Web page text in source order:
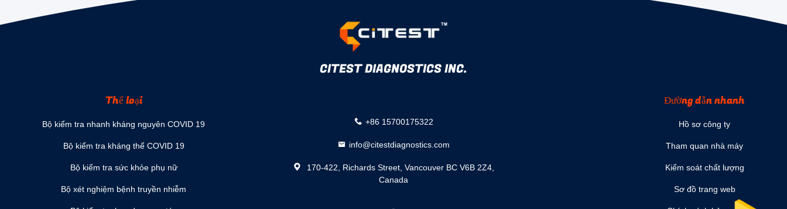
CITEST DIAGNOSTICS INC.
Thể loại
Bộ kiểm tra nhanh kháng nguyên COVID 19
Bộ kiểm tra kháng thể COVID 19
Bộ kiểm tra sức khỏe phụ nữ
Bộ xét nghiệm bệnh truyền nhiễm
+86 15700175322
info@citestdiagnostics.com
170-422, Richards Street, Vancouver BC V6B 2Z4,
Canada
Đường dẫn nhanh
Hồ sơ công ty
Tham quan nhà máy
Kiểm soát chất lượng
Sơ đồ trang web